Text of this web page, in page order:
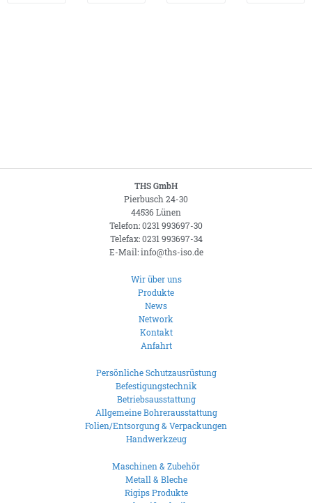
THS GmbH
Pierbusch 24-30
44536 Lünen
Telefon: 0231 993697-30
Telefax: 0231 993697-34
E-Mail: info@ths-iso.de
Wir über uns
Produkte
News
Network
Kontakt
Anfahrt
Persönliche Schutzausrüstung
Befestigungstechnik
Betriebsausstattung
Allgemeine Bohrerausstattung
Folien/Entsorgung & Verpackungen
Handwerkzeug
Maschinen & Zubehör
Metall & Bleche
Rigips Produkte